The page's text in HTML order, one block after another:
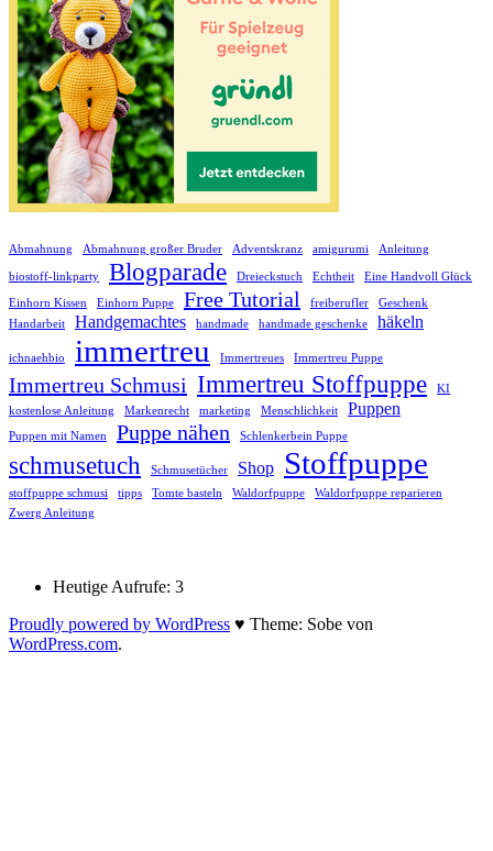
Abmahnung Abmahnung großer Bruder Adventskranz amigurumi Anleitung
biostoff-linkparty Blogparade Dreieckstuch Echtheit Eine Handvoll Glück
Einhorn Kissen Einhorn Puppe Free Tutorial freiberufler
Geschenk
Handarbeit
Handgemachtes handmade handmade geschenke häkeln
ichnaehbio immertreu Immertreues Immertreu Puppe
Immertreu Schmusi Immertreu Stoffpuppe
KI
kostenlose Anleitung
Markenrecht marketing Menschlichkeit Puppen
Puppen mit Namen Puppe nähen Schlenkerbein Puppe
schmusetuch Schmusetücher Shop Stoffpuppe
stoffpuppe schmusi tipps Tomte basteln Waldorfpuppe
Waldorfpuppe reparieren
Zwerg Anleitung
Heutige Aufrufe: 3
Proudly powered by WordPress ♥ Theme: Sobe von
WordPress.com.